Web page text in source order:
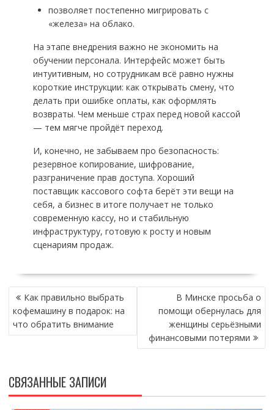
позволяет постепенно мигрировать с
«железа» на облако.
На этапе внедрения важно не экономить на
обучении персонала. Интерфейс может быть
интуитивным, но сотрудникам всё равно нужны
короткие инструкции: как открывать смену, что
делать при ошибке оплаты, как оформлять
возвраты. Чем меньше страх перед новой кассой
— тем мягче пройдёт переход.
И, конечно, не забываем про безопасность:
резервное копирование, шифрование,
разграничение прав доступа. Хороший
поставщик кассового софта берёт эти вещи на
себя, а бизнес в итоге получает не только
современную кассу, но и стабильную
инфраструктуру, готовую к росту и новым
сценариям продаж.
НАВИГАЦИЯ
ПО
ЗАПИСЯМ
Как правильно выбрать
кофемашину в подарок: на
что обратить внимание
В Минске просьба о
помощи обернулась для
женщины серьёзными
финансовыми потерями
СВЯЗАННЫЕ ЗАПИСИ